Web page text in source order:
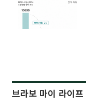
브라보 마이 라이프